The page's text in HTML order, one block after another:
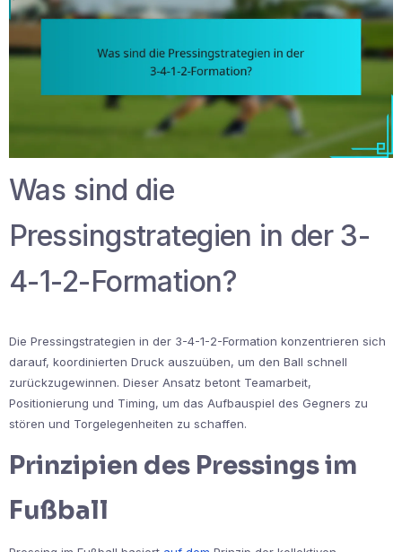
Was sind die
Pressingstrategien in der 3-
4-1-2-Formation?
Die Pressingstrategien in der 3-4-1-2-Formation konzentrieren sich
darauf, koordinierten Druck auszuüben, um den Ball schnell
zurückzugewinnen. Dieser Ansatz betont Teamarbeit,
Positionierung und Timing, um das Aufbauspiel des Gegners zu
stören und Torgelegenheiten zu schaffen.
Prinzipien des Pressings im
Fußball